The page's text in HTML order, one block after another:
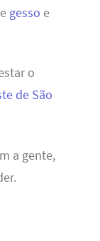
gesso e
o
de São
a gente,